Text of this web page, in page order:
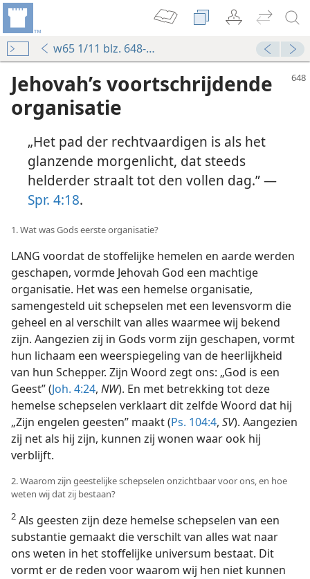
w65 1/11 blz. 648-654
Jehovah’s voortschrijdende
organisatie
„Het pad der rechtvaardigen is als het
glanzende morgenlicht, dat steeds
helderder straalt tot den vollen dag.” —
Spr. 4:18.
1. Wat was Gods eerste organisatie?
LANG voordat de stoffelijke hemelen en aarde werden
geschapen, vormde Jehovah God een machtige
organisatie. Het was een hemelse organisatie,
samengesteld uit schepselen met een levensvorm die
geheel en al verschilt van alles waarmee wij bekend
zijn. Aangezien zij in Gods vorm zijn geschapen, vormt
hun lichaam een weerspiegeling van de heerlijkheid
van hun Schepper. Zijn Woord zegt ons: „God is een
Geest” (Joh. 4:24, NW). En met betrekking tot deze
hemelse schepselen verklaart dit zelfde Woord dat hij
„Zijn engelen geesten” maakt (Ps. 104:4, SV). Aangezien
zij net als hij zijn, kunnen zij wonen waar ook hij
verblijft.
2. Waarom zijn geestelijke schepselen onzichtbaar voor ons, en hoe
weten wij dat zij bestaan?
2 Als geesten zijn deze hemelse schepselen van een
substantie gemaakt die verschilt van alles wat naar
ons weten in het stoffelijke universum bestaat. Dit
vormt er de reden voor waarom wij hen niet kunnen